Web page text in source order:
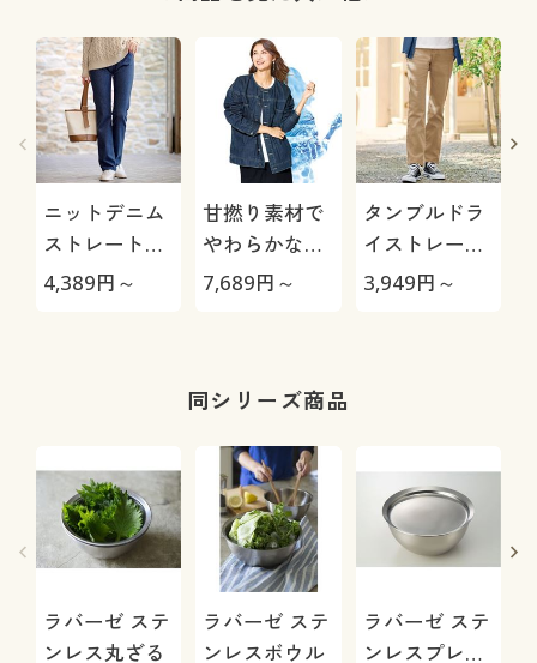
ニットデニム
ストレートパ
ンツ(スマート
OK・1年中は
ける)
4,389円～
甘撚り素材で
やわらかな着
心地ノーカラ
7,689円～
タンブルドラ
イストレート
パンツ(ストレ
3,949円～
同シリーズ商品
ラバーゼ ステ
ンレス丸ざる
ラバーゼ ステ
ンレスボウル
ラバーゼ ステ
ンレスプレー